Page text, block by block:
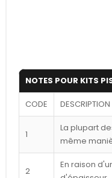
NOTES POUR KITS
CODE DESCRIPTION
1
La plupart
même
2
En raison